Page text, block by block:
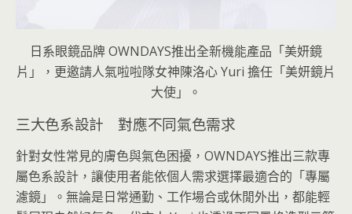
日系眼鏡品牌 OWNDAYS推出全新機能產品「美妍鏡
片」，更邀請人氣啦啦隊女神陳洛心 Yuri 擔任「美妍鏡片
大使」。
三大色系設計 對應不同氣色需求
針對女性常見的膚色與氣色困擾，OWNDAYS推出三款專
屬色系設計，讓使用者能依個人需求選擇最適合的「專屬
濾鏡」。無論是日常通勤、工作場合或休閒外出，都能輕